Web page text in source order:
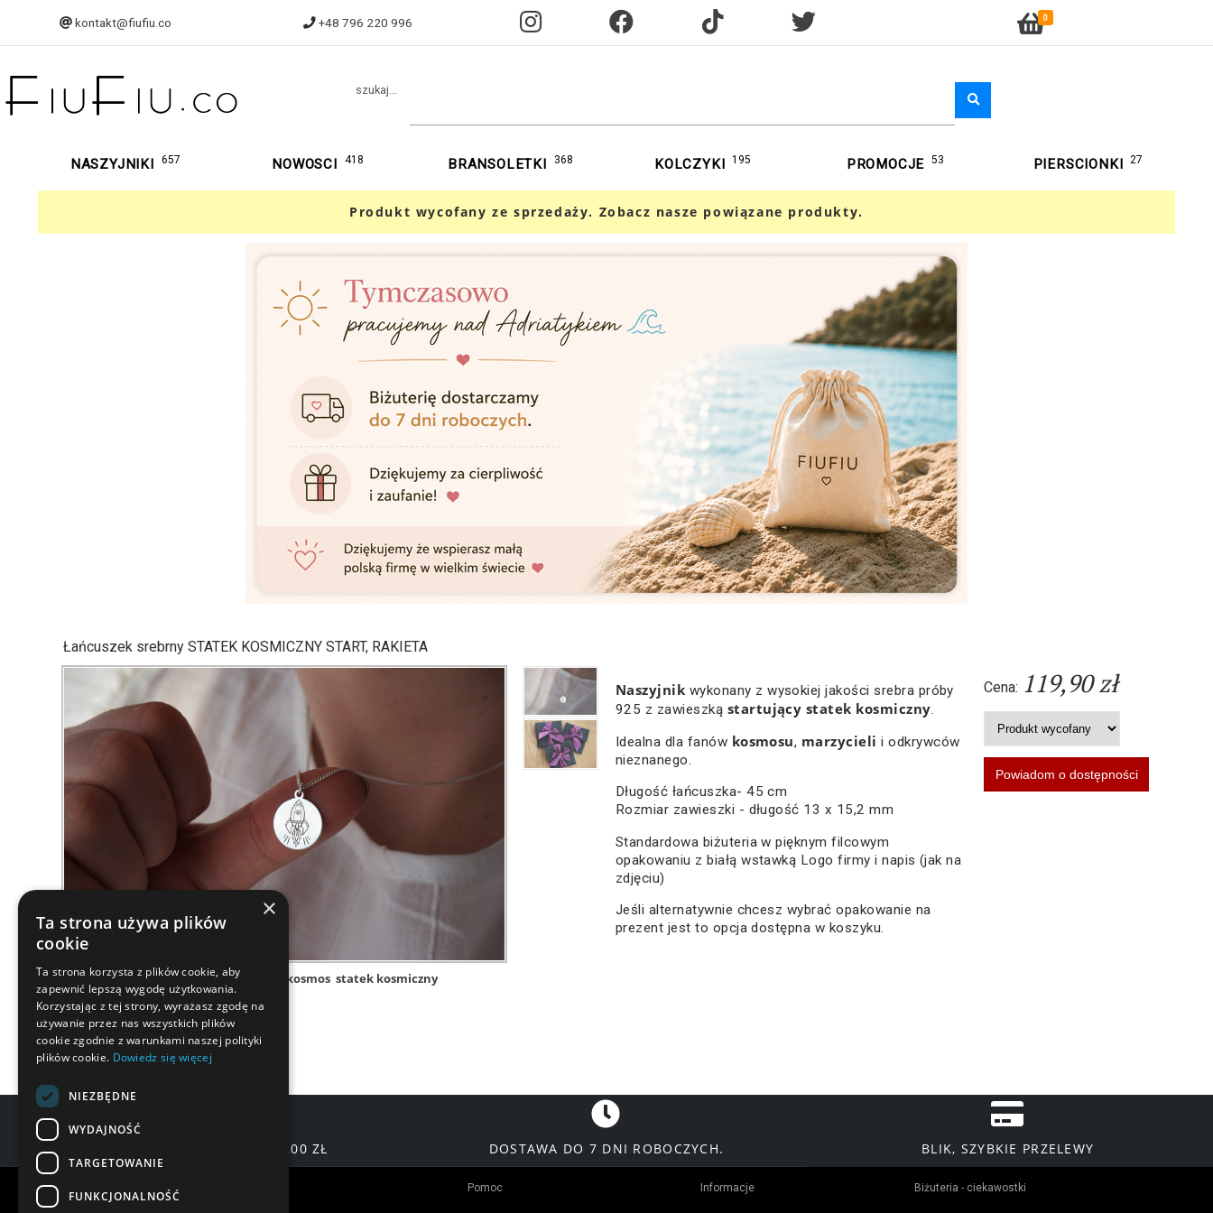
kontakt@fiufiu.co +48 796 220 996 0
szukaj...
NASZYJNIKI 657 NOWOSCI 418 BRANSOLETKI 368 KOLCZYKI 195 PROMOCJE 53 PIERSCIONKI 27
Produkt wycofany ze sprzedaży. Zobacz nasze powiązane produkty.
Łańcuszek srebrny STATEK KOSMICZNY START, RAKIETA
naszyjnik srebro planeta kosmos statek kosmiczny
Naszyjnik wykonany z wysokiej jakości srebra próby
925 z zawieszką startujący statek kosmiczny.
Idealna dla fanów kosmosu, marzycieli i odkrywców
nieznanego.
Długość łańcuszka- 45 cm
Rozmiar zawieszki - długość 13 x 15,2 mm
Standardowa biżuteria w pięknym filcowym
opakowaniu z białą wstawką Logo firmy i napis (jak na
zdjęciu)
Jeśli alternatywnie chcesz wybrać opakowanie na
prezent jest to opcja dostępna w koszyku.
Cena: 119,90 zł
DARMOWA DOSTAWA OD 200,00 ZŁ DOSTAWA DO 7 DNI ROBOCZYCH. BLIK, SZYBKIE PRZELEWY
Pomoc Informacje Biżuteria - ciekawostki
×
Ta strona używa plików
cookie
Ta strona korzysta z plików cookie, aby
zapewnić lepszą wygodę użytkowania.
Korzystając z tej strony, wyrażasz zgodę na
używanie przez nas wszystkich plików
cookie zgodnie z warunkami naszej polityki
plików cookie. Dowiedz się więcej
NIEZBĘDNE
WYDAJNOŚĆ
TARGETOWANIE
FUNKCJONALNOŚĆ